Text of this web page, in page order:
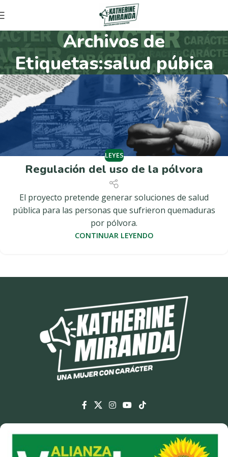
Archivos de
Etiquetas:salud púbica
LEYES
Regulación del uso de la pólvora
El proyecto pretende generar soluciones de salud
pública para las personas que sufrieron quemaduras
por pólvora.
CONTINUAR LEYENDO